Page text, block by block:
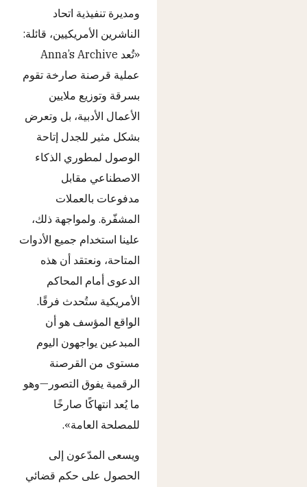
ومديرة تنفيذية اتحاد
الناشرين الأمريكيين، قائلة:
«تُعد Anna’s Archive
عملية قرصنة صارخة تقوم
بسرقة وتوزيع ملايين
الأعمال الأدبية، بل وتعرض
بشكل مثير للجدل إتاحة
الوصول لمطوري الذكاء
الاصطناعي مقابل
مدفوعات بالعملات
المشفّرة. ولمواجهة ذلك،
علينا استخدام جميع الأدوات
المتاحة، ونعتقد أن هذه
الدعوى أمام المحاكم
الأمريكية ستُحدث فرقًا.
الواقع المؤسف هو أن
المبدعين يواجهون اليوم
مستوى من القرصنة
الرقمية يفوق التصور—وهو
ما يُعد انتهاكًا صارخًا
للمصلحة العامة».
ويسعى المدّعون إلى
الحصول على حكم قضائي